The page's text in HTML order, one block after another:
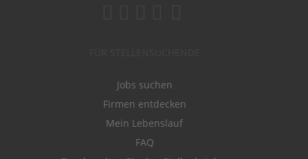
Jobs suchen
Firmen entdecken
Mein Lebenslauf
FAQ